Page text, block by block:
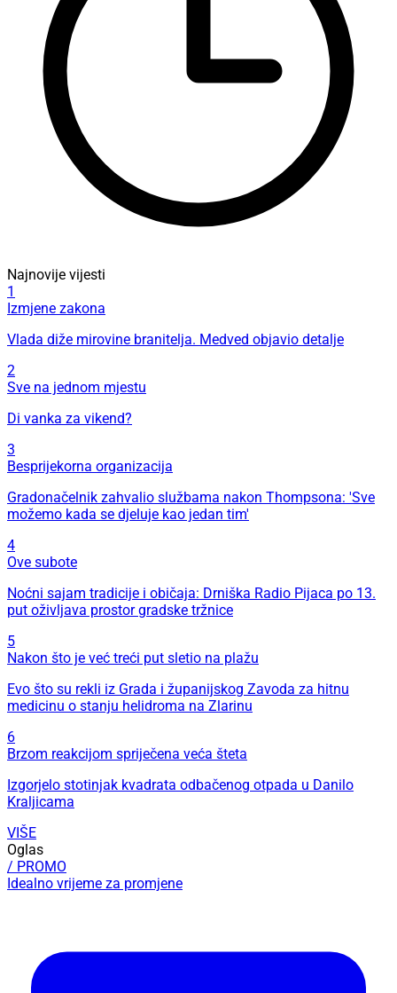
Najnovije vijesti
1
Izmjene zakona
Vlada diže mirovine branitelja. Medved objavio detalje
2
Sve na jednom mjestu
Di vanka za vikend?
3
Besprijekorna organizacija
Gradonačelnik zahvalio službama nakon Thompsona: 'Sve
možemo kada se djeluje kao jedan tim'
4
Ove subote
Noćni sajam tradicije i običaja: Drniška Radio Pijaca po 13.
put oživljava prostor gradske tržnice
5
Nakon što je već treći put sletio na plažu
Evo što su rekli iz Grada i županijskog Zavoda za hitnu
medicinu o stanju helidroma na Zlarinu
6
Brzom reakcijom spriječena veća šteta
Izgorjelo stotinjak kvadrata odbačenog otpada u Danilo
Kraljicama
VIŠE
Oglas
/ PROMO
Idealno vrijeme za promjene